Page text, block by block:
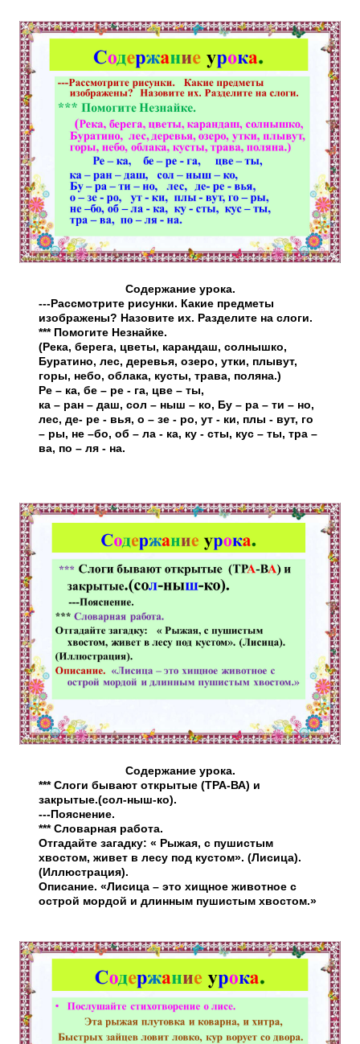
Содержание урока.
---Рассмотрите рисунки. Какие предметы
изображены? Назовите их. Разделите на слоги.
*** Помогите Незнайке.
(Река, берега, цветы, карандаш, солнышко,
Буратино, лес, деревья, озеро, утки, плывут,
горы, небо, облака, кусты, трава, поляна.)
Ре – ка, бе – ре - га, цве – ты,
ка – ран – даш, сол – ныш – ко, Бу – ра – ти – но,
лес, де- ре - вья, о – зе - ро, ут - ки, плы - вут, го
– ры, не –бо, об – ла - ка, ку - сты, кус – ты, тра –
ва, по – ля - на.
Содержание урока.
*** Слоги бывают открытые (ТРА-ВА) и
закрытые.(сол-ныш-ко).
---Пояснение.
*** Словарная работа.
Отгадайте загадку: « Рыжая, с пушистым
хвостом, живет в лесу под кустом». (Лисица).
(Иллюстрация).
Описание. «Лисица – это хищное животное с
острой мордой и длинным пушистым хвостом.»